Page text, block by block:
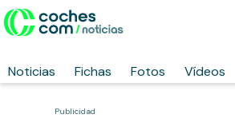
Noticias Fichas Fotos Vídeos
Publicidad